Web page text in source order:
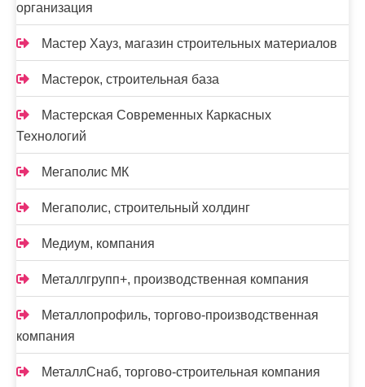
организация
Мастер Хауз, магазин строительных материалов
Мастерок, строительная база
Мастерская Современных Каркасных
Технологий
Мегаполис МК
Мегаполис, строительный холдинг
Медиум, компания
Металлгрупп+, производственная компания
Металлопрофиль, торгово-производственная
компания
МеталлСнаб, торгово-строительная компания